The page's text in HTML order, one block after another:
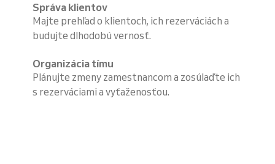
Správa klientov
Majte prehľad o klientoch, ich rezerváciách a
budujte dlhodobú vernosť.
Organizácia tímu
Plánujte zmeny zamestnancom a zosúlaďte ich
s rezerváciami a vyťaženosťou.